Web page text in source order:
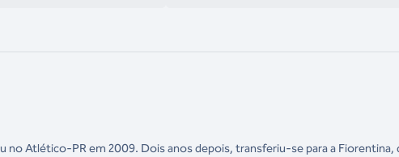
no Atlético-PR em 2009. Dois anos depois, transferiu-se para a Fiorentina,